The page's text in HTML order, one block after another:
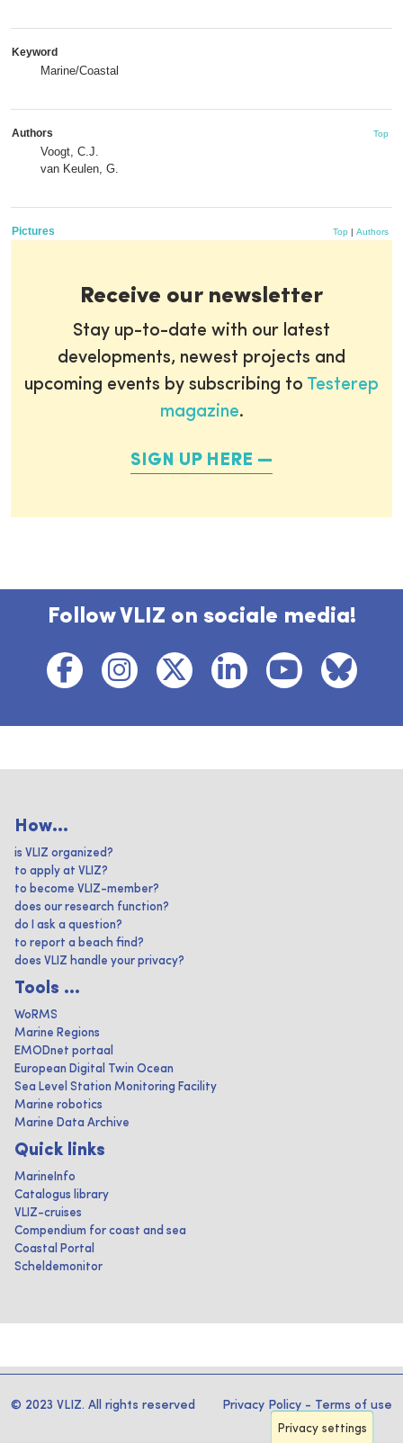
Keyword
Marine/Coastal
Authors Top
Voogt, C.J.
van Keulen, G.
Pictures Top | Authors
Receive our newsletter
Stay up-to-date with our latest
developments, newest projects and
upcoming events by subscribing to Testerep
magazine.
SIGN UP HERE
Follow VLIZ on sociale media!
How...
is VLIZ organized?
to apply at VLIZ?
to become VLIZ-member?
does our research function?
do I ask a question?
to report a beach find?
does VLIZ handle your privacy?
Tools ...
WoRMS
Marine Regions
EMODnet portaal
European Digital Twin Ocean
Sea Level Station Monitoring Facility
Marine robotics
Marine Data Archive
Quick links
MarineInfo
Catalogus library
VLIZ-cruises
Compendium for coast and sea
Coastal Portal
Scheldemonitor
© 2023 VLIZ. All rights reserved Privacy Policy - Terms of use
Privacy settings